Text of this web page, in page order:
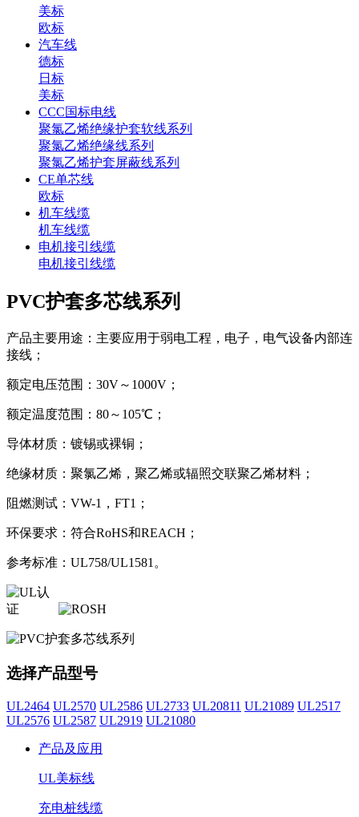
美标
欧标
汽车线
德标
日标
美标
CCC国标电线
聚氯乙烯绝缘护套软线系列
聚氯乙烯绝缘线系列
聚氯乙烯护套屏蔽线系列
CE单芯线
欧标
机车线缆
机车线缆
电机接引线缆
电机接引线缆
PVC护套多芯线系列
产品主要用途：主要应用于弱电工程，电子，电气设备内部连
接线；
额定电压范围：30V～1000V；
额定温度范围：80～105℃；
导体材质：镀锡或裸铜；
绝缘材质：聚氯乙烯，聚乙烯或辐照交联聚乙烯材料；
阻燃测试：VW-1，FT1；
环保要求：符合RoHS和REACH；
参考标准：UL758/UL1581。
选择产品型号
UL2464 UL2570 UL2586 UL2733 UL20811 UL21089 UL2517
UL2576 UL2587 UL2919 UL21080
产品及应用
UL美标线
充电桩线缆